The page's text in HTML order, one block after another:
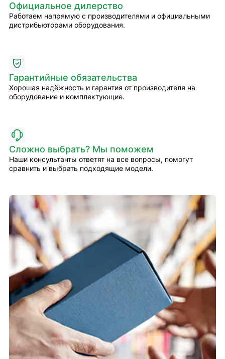
Официальное дилерство
Работаем напрямую с производителями и официальными
дистрибьюторами оборудования.
Гарантийные обязательства
Хорошая надёжность и гарантия от производителя на
оборудование и комплектующие.
Сложно выбрать? Мы поможем
Наши консультанты ответят на все вопросы, помогут
сравнить и выбрать подходящие модели.